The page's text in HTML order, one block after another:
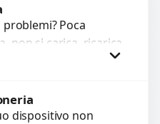
Poca
non si carica, ricarica
esauriti?
dispositivo non